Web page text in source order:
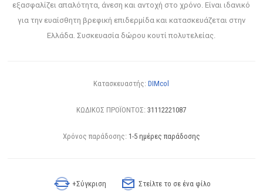
εξασφαλίζει απαλότητα, άνεση και αντοχή στο χρόνο. Είναι ιδανικό
για την ευαίσθητη βρεφική επιδερμίδα και κατασκευάζεται στην
Ελλάδα. Συσκευασία δώρου κουτί πολυτελείας.
Κατασκευαστής: DIMcol
ΚΩΔΙΚΟΣ ΠΡΟΪΟΝΤΟΣ: 31112221087
Χρόνος παράδοσης: 1-5 ημέρες παράδοσης
+Σύγκριση Στείλτε το σε ένα φίλο